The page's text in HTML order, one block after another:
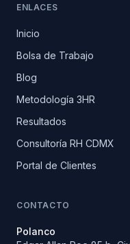
ENLACES
Inicio
Bolsa de Trabajo
Blog
Metodología 3HR
Resultados
Consultoría RH CDMX
Portal de Clientes
CONTACTO
Polanco